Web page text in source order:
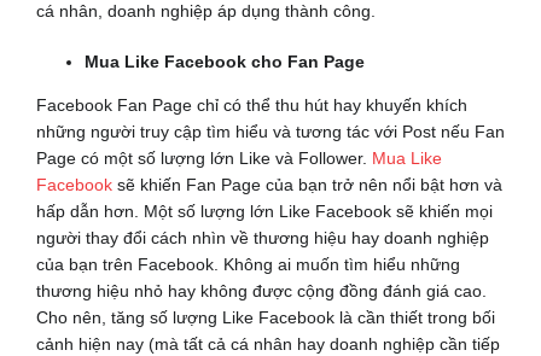
cá nhân, doanh nghiệp áp dụng thành công.
Mua Like Facebook cho Fan Page
Facebook Fan Page chỉ có thể thu hút hay khuyến khích
những người truy cập tìm hiểu và tương tác với Post nếu Fan
Page có một số lượng lớn Like và Follower. Mua Like
Facebooksẽ khiến Fan Page của bạn trở nên nổi bật hơn và
hấp dẫn hơn. Một số lượng lớn Like Facebook sẽ khiến mọi
người thay đổi cách nhìn về thương hiệu hay doanh nghiệp
của bạn trên Facebook. Không ai muốn tìm hiểu những
thương hiệu nhỏ hay không được cộng đồng đánh giá cao.
Cho nên, tăng số lượng Like Facebook là cần thiết trong bối
cảnh hiện nay (mà tất cả cá nhân hay doanh nghiệp cần tiếp